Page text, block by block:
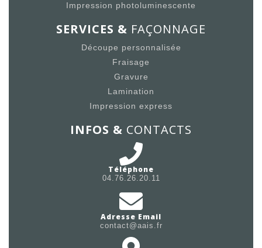
Impression photoluminescente
SERVICES & FAÇONNAGE
Découpe personnalisée
Fraisage
Gravure
Lamination
Impression express
INFOS & CONTACTS
Téléphone
04.76.26.20.11
Adresse Email
contact@aais.fr